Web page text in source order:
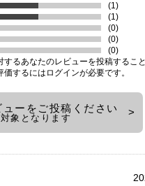
(1)
(1)
(0)
(0)
(0)
するあなたのレビューを投稿するこ
価するには ログインが必要です。
ーをご投稿ください
象となります